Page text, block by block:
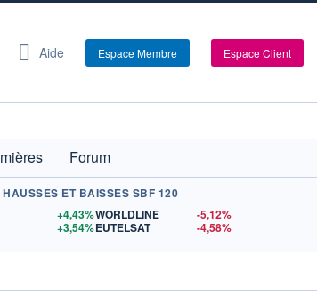
Aide Espace Membre Espace Client
Forum
HAUSSES ET BAISSES SBF 120
+4,43%
+3,54%
WORLDLINE
-5,12%
EUTELSAT
-4,58%